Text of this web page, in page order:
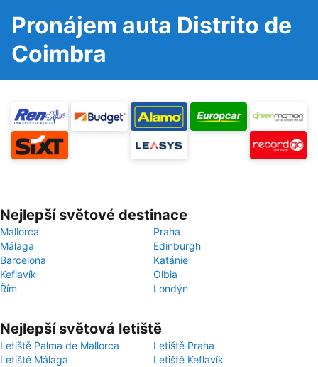
Pronájem auta Distrito de
Coimbra
Nejlepší světové destinace
Mallorca
Praha
Málaga
Edinburgh
Barcelona
Katánie
Keflavík
Olbia
Řím
Londýn
Nejlepší světová letiště
Letiště Palma de Mallorca
Letiště Praha
Letiště Málaga
Letiště Keflavík